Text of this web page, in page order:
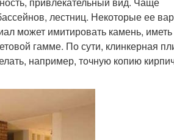
лестниц. Некоторые ее
может имитировать камень, иметь
гамме. По сути, клинкерная
например, точную копию